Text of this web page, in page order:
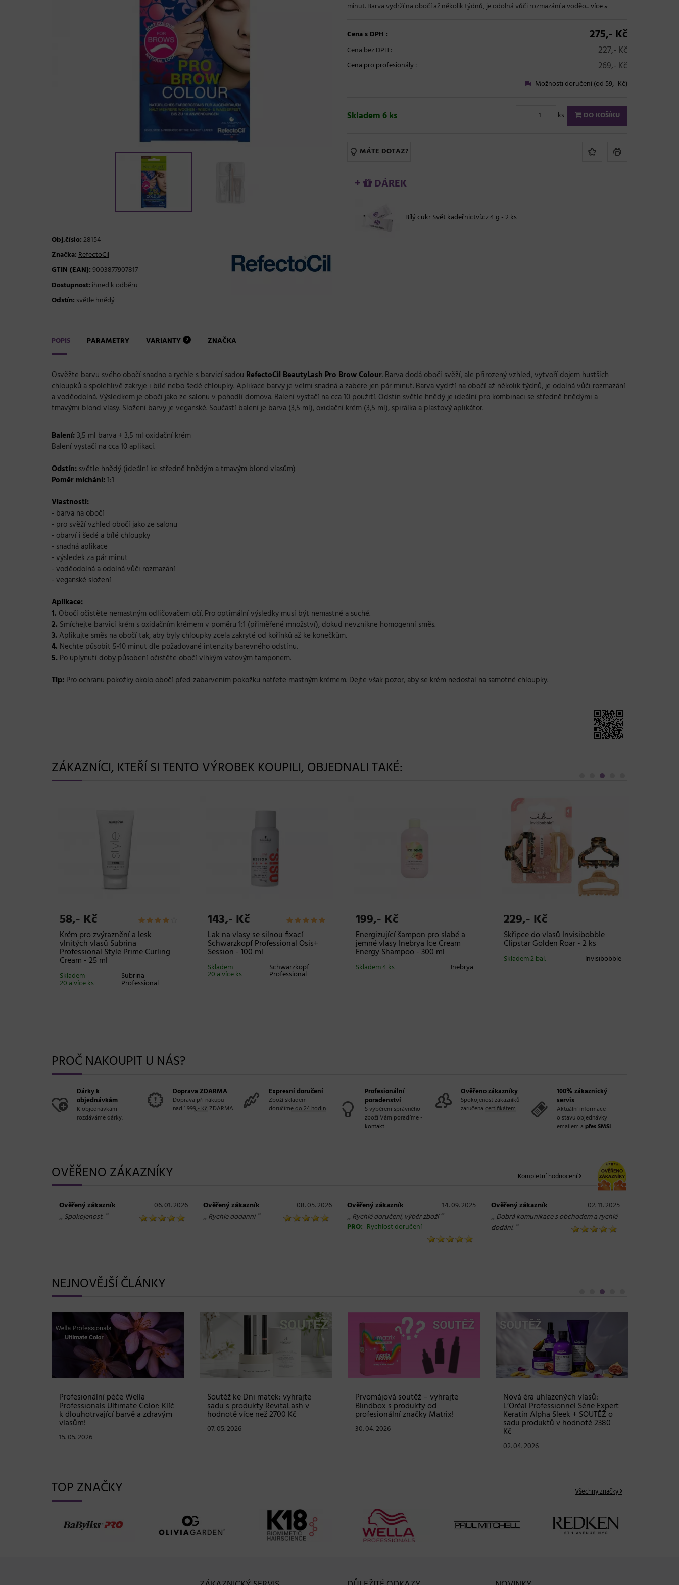
Obj.číslo:28154
Značka:RefectoCil
GTIN (EAN):9003877907817
Dostupnost: ihned k odběru
Odstín: světle hnědý
minut. Barva vydrží na obočí až několik týdnů, je odolná vůči rozmazání a voděo...více »
Cena s DPH : 275,- Kč
Cena bez DPH : 227,- Kč
Cena pro profesionály: 269,- Kč
Možnosti doručení (od 59,- Kč)
Skladem 6 ks ks DO KOŠÍKU
MÁTE DOTAZ?
+ DÁREK
Bílý cukr Svět kadeřnictví.cz 4 g - 2 ks
POPIS PARAMETRY VARIANTY 2 ZNAČKA
Osvěžte barvu svého obočí snadno a rychle s barvicí sadou RefectoCil BeautyLash Pro Brow Colour. Barva dodá obočí svěží, ale přirozený vzhled, vytvoří dojem hustších
chloupků a spolehlivě zakryje i bílé nebo šedé chloupky. Aplikace barvy je velmi snadná a zabere jen pár minut. Barva vydrží na obočí až několik týdnů, je odolná vůči rozmazání
a voděodolná. Výsledkem je obočí jako ze salonu v pohodlí domova. Balení vystačí na cca 10 použití. Odstín světle hnědý je ideální pro kombinaci se středně hnědými a
tmavými blond vlasy. Složení barvy je veganské. Součástí balení je barva (3,5 ml), oxidační krém (3,5 ml), spirálka a plastový aplikátor.
Balení: 3,5 ml barva + 3,5 ml oxidační krém
Balení vystačí na cca 10 aplikací.
Odstín: světle hnědý (ideální ke středně hnědým a tmavým blond vlasům)
Poměr míchání:1:1
Vlastnosti:
- barva na obočí
- pro svěží vzhled obočí jako ze salonu
- obarví i šedé a bílé chloupky
- snadná aplikace
- výsledek za pár minut
- voděodolná a odolná vůči rozmazání
- veganské složení
Aplikace:
1. Obočí očistěte nemastným odličovačem očí. Pro optimální výsledky musí být nemastné a suché.
2. Smíchejte barvicí krém s oxidačním krémem v poměru 1:1 (přiměřené množství), dokud nevznikne homogenní směs.
3. Aplikujte směs na obočí tak, aby byly chloupky zcela zakryté od kořínků až ke konečkům.
4. Nechte působit 5-10 minut dle požadované intenzity barevného odstínu.
5. Po uplynutí doby působení očistěte obočí vlhkým vatovým tamponem.
Tip: Pro ochranu pokožky okolo obočí před zabarvením pokožku natřete mastným krémem. Dejte však pozor, aby se krém nedostal na samotné chloupky.
ZÁKAZNÍCI, KTEŘÍ SI TENTO VÝROBEK KOUPILI, OBJEDNALI TAKÉ:
58,- Kč
Krém pro zvýraznění a lesk
vlnitých vlasů Subrina
Professional Style Prime Curling
Cream - 25 ml
Subrina
Professional
Skladem
20 a více ks
143,- Kč
Lak na vlasy se silnou fixací
Schwarzkopf Professional Osis+
Session - 100 ml
Schwarzkopf
Professional
Skladem
20 a více ks
199,- Kč
Energizující šampon pro slabé a
jemné vlasy Inebrya Ice Cream
Energy Shampoo - 300 ml
Inebrya
Skladem 4 ks
229,- Kč
Skřipce do vlasů Invisibobble
Clipstar Golden Roar - 2 ks
Invisibobble
Skladem 2 bal.
PROČ NAKOUPIT U NÁS?
Dárky k
objednávkám
K objednávkám
rozdáváme dárky.
Doprava ZDARMA
Doprava při nákupu
nad 1.999,- KčZDARMA!
Expresní doručení
Zboží skladem
doručíme do 24 hodin.
Profesionální
poradenství
S výběrem správného
zboží Vám poradíme -
kontakt.
Ověřeno zákazníky
Spokojenost zákazníků
zaručena certifikátem.
100% zákaznický
servis
Aktuální informace
o stavu objednávky
emailem a přes SMS!
OVĚŘENO ZÁKAZNÍKY Kompletní hodnocení
Ověřený zákazník 06. 01. 2026
„ Spokojenost. “
Ověřený zákazník 08. 05. 2026
„ Rychle dodanni“
Ověřený zákazník 14. 09. 2025
„ Rychlé doručení, výběr zboží“
PRO: Rychlost doručení
Ověřený zákazník 02. 11. 2025
„ Dobrá komunikace s obchodem a rychlé
dodání.“
NEJNOVĚJŠÍ ČLÁNKY
Profesionální péče Wella
Professionals Ultimate Color: Klíč
k dlouhotrvající barvě a zdravým
vlasům!
15. 05. 2026
Soutěž ke Dni matek: vyhrajte
sadu s produkty RevitaLash v
hodnotě více než 2700 Kč
07. 05. 2026
Prvomájová soutěž – vyhrajte
Blindbox s produkty od
profesionální značky Matrix!
30. 04. 2026
Nová éra uhlazených vlasů:
L’Oréal Professionnel Série Expert
Keratin Alpha Sleek + SOUTĚŽ o
sadu produktů v hodnotě 2380
Kč
02. 04. 2026
TOP ZNAČKY Všechny značky